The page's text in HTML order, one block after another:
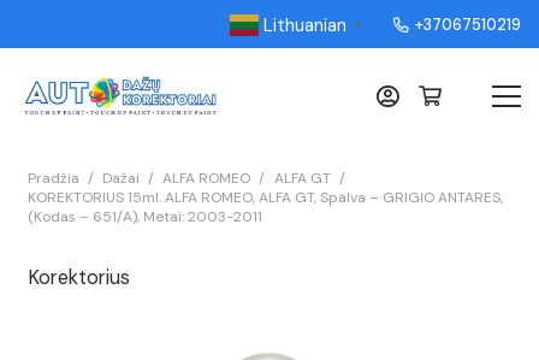
Lithuanian ▼ +37067510219
Pradžia / Dažai / ALFA ROMEO / ALFA GT /
KOREKTORIUS 15ml. ALFA ROMEO, ALFA GT, Spalva – GRIGIO ANTARES,
(Kodas – 651/A), Metai: 2003-2011
Korektorius